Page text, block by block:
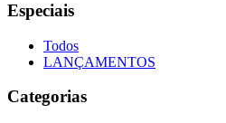
Especiais
Todos
LANÇAMENTOS
Categorias